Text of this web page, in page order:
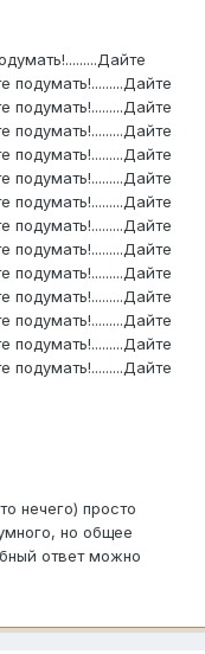
подумать!.........Дайте
подумать!.........Дайте
подумать!.........Дайте
подумать!.........Дайте
подумать!.........Дайте
подумать!.........Дайте
подумать!.........Дайте
подумать!.........Дайте
подумать!.........Дайте
подумать!.........Дайте
подумать!.........Дайте
подумать!.........Дайте
подумать!.........Дайте
нечего) просто
но общее
ответ можно